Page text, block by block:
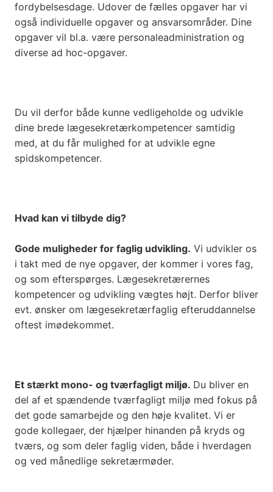
fordybelsesdage. Udover de fælles opgaver har vi
også individuelle opgaver og ansvarsområder. Dine
opgaver vil bl.a. være personaleadministration og
diverse ad hoc-opgaver.
Du vil derfor både kunne vedligeholde og udvikle
dine brede lægesekretærkompetencer samtidig
med, at du får mulighed for at udvikle egne
spidskompetencer.
Hvad kan vi tilbyde dig?
Gode muligheder for faglig udvikling. Vi udvikler os
i takt med de nye opgaver, der kommer i vores fag,
og som efterspørges. Lægesekretærernes
kompetencer og udvikling vægtes højt. Derfor bliver
evt. ønsker om lægesekretærfaglig efteruddannelse
oftest imødekommet.
Et stærkt mono- og tværfagligt miljø. Du bliver en
del af et spændende tværfagligt miljø med fokus på
det gode samarbejde og den høje kvalitet. Vi er
gode kollegaer, der hjælper hinanden på kryds og
tværs, og som deler faglig viden, både i hverdagen
og ved månedlige sekretærmøder.